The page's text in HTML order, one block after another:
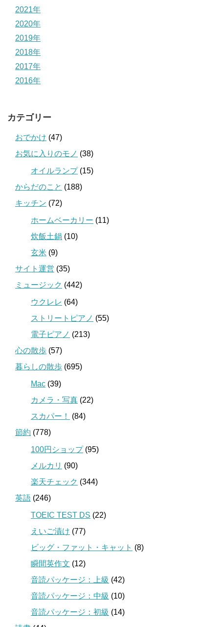
2021年
2020年
2019年
2018年
2017年
2016年
カテゴリー
おでかけ (47)
お気に入りのモノ (38)
オイルランプ(15)
からだのこと (188)
キッチン (72)
ホームベーカリー (11)
炊飯土鍋 (10)
玄米 (9)
サイト運営 (35)
ミュージック (442)
ウクレレ (64)
ストリートピアノ (55)
電子ピアノ (213)
心の散歩 (57)
暮らしの散歩 (695)
Mac (39)
カメラ・写真 (22)
スカパー！
(84)
節約 (778)
100円ショップ(95)
メルカリ (90)
楽天チェック (344)
英語 (246)
TOEIC TEST DS (22)
えいご漬け (77)
ビッグ・ファット・キャット (8)
瞬間英作文 (12)
音読パッケージ：上級 (42)
音読パッケージ：中級 (10)
音読パッケージ：初級 (14)